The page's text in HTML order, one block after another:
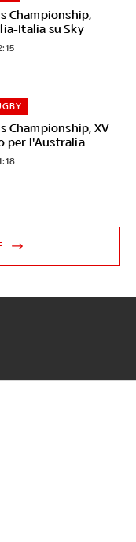
Championship,
Italia su Sky
Championship, XV
per l'Australia